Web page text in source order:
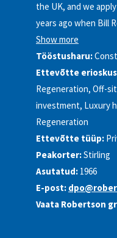
the UK, and we
years ago when Bill
Show more
Tööstusharu:
Ettevõtte
Regeneration, Off-
investment, Luxury
Regeneration
Ettevõtte tüüp:
Peakorter:Stirling
Asutatud: 1966
E-post:
Vaata Robertson